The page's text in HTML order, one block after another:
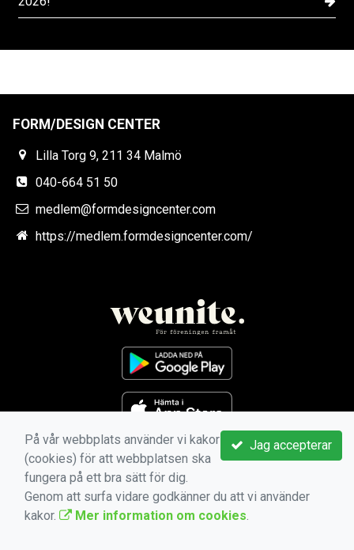
FORM/DESIGN CENTER
Lilla Torg 9, 211 34 Malmö
040-664 51 50
medlem@formdesigncenter.com
https://medlem.formdesigncenter.com/
Jag accepterar
På vår webbplats använder vi kakor
(cookies) för att webbplatsen ska
fungera på ett bra sätt för dig.
Genom att surfa vidare godkänner du att vi använder
kakor.
Mer information om cookies.